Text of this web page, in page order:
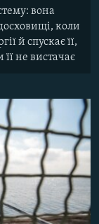
вона
коли
й спускає її,
не вистачає